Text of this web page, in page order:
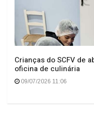
Crianças do SCFV de
oficina de culinária
09/07/2026 11:06